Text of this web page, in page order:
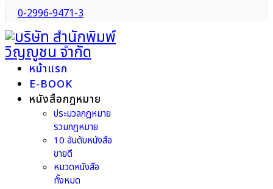
0-2996-9471-3
หน้าแรก
E-BOOK
หนังสือกฎหมาย
ประมวลกฎหมาย
รวมกฎหมาย
10 อันดับหนังสือ
ขายดี
หมวดหนังสือ
ทั้งหมด